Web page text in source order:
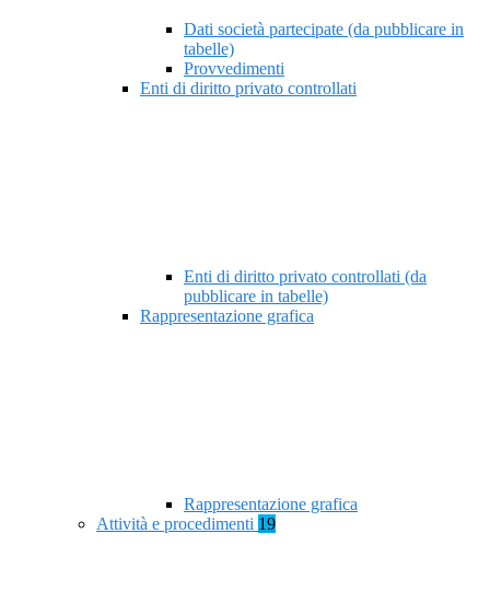
Dati società partecipate (da pubblicare in
tabelle)
Provvedimenti
Enti di diritto privato controllati
Enti di diritto privato controllati (da
pubblicare in tabelle)
Rappresentazione grafica
Rappresentazione grafica
Attività e procedimenti 19